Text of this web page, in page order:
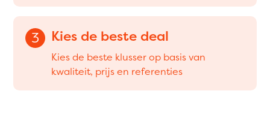
3 Kies de beste deal
Kies de beste klusser op basis van
kwaliteit, prijs en referenties